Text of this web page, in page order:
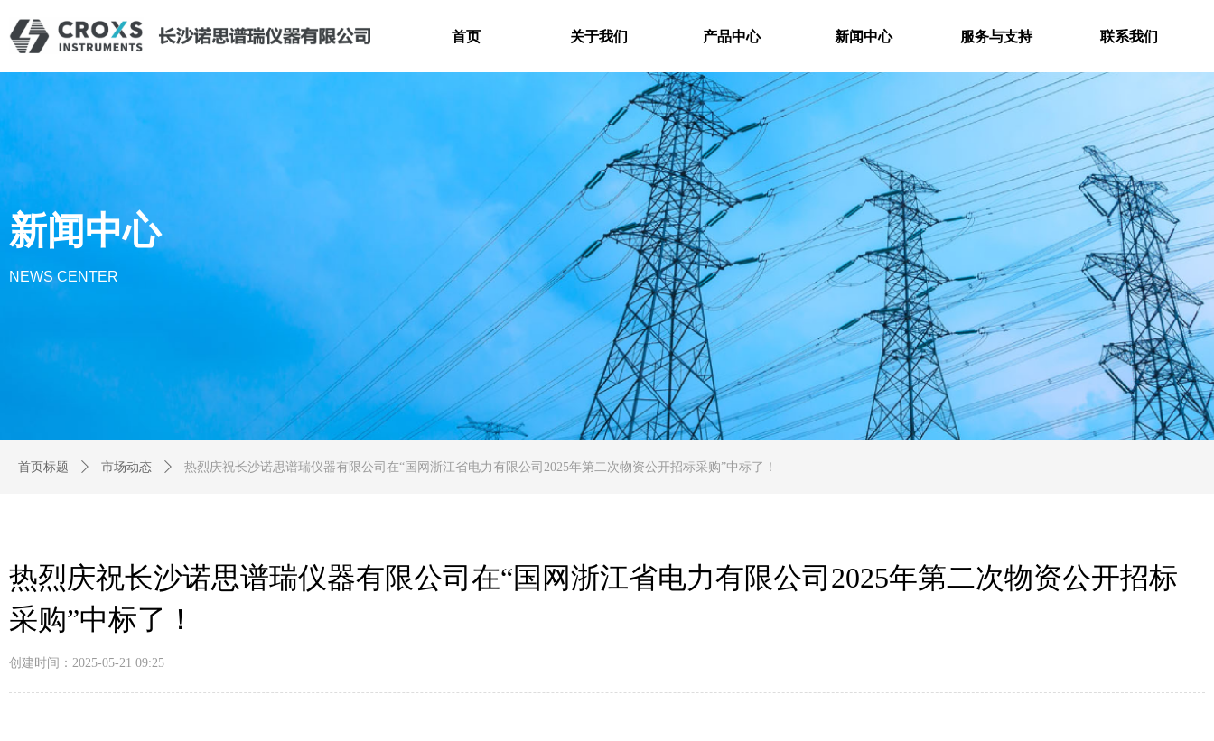
首页 关于我们 产品中心 新闻中心 服务与支持 联系我们
热烈庆祝长沙诺思谱瑞仪器有限公司在“国网浙江省电力有限公司2025年第二次物资公开招标
采购”中标了！
新闻中心
NEWS CENTER
首页标题 ꄲ 市场动态 ꄲ 热烈庆祝长沙诺思谱瑞仪器有限公司在“国网浙江省电力有限公司2025年第二次物资公开招标采购”中标了！
创建时间： 2025-05-21 09:25